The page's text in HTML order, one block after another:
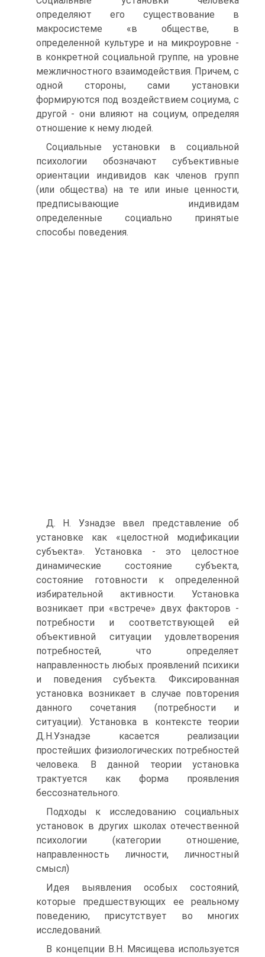
определяют его существование в
макросистеме «в обществе, в
определенной культуре и на микроуровне -
в конкретной социальной группе, на уровне
межличностного взаимодействия. Причем, с
одной стороны, сами установки
формируются под воздействием социума, с
другой - они влияют на социум, определяя
отношение к нему людей.
Социальные установки в социальной
психологии обозначают субъективные
ориентации индивидов как членов групп
(или общества) на те или иные ценности,
предписывающие индивидам
определенные социально принятые
способы поведения.
Д. Н. Узнадзе ввел представление об
установке как «целостной модификации
субъекта». Установка - это целостное
динамические состояние субъекта,
состояние готовности к определенной
избирательной активности. Установка
возникает при «встрече» двух факторов -
потребности и соответствующей ей
объективной ситуации удовлетворения
потребностей, что определяет
направленность любых проявлений психики
и поведения субъекта. Фиксированная
установка возникает в случае повторения
данного сочетания (потребности и
ситуации). Установка в контексте теории
Д.Н.Узнадзе касается реализации
простейших физиологических потребностей
человека. В данной теории установка
трактуется как форма проявления
бессознательного.
Подходы к исследованию социальных
установок в других школах отечественной
психологии (категории отношение,
направленность личности, личностный
смысл)
Идея выявления особых состояний,
которые предшествующих ее реальному
поведению, присутствует во многих
исследований.
В концепции В.Н. Мясищева используется